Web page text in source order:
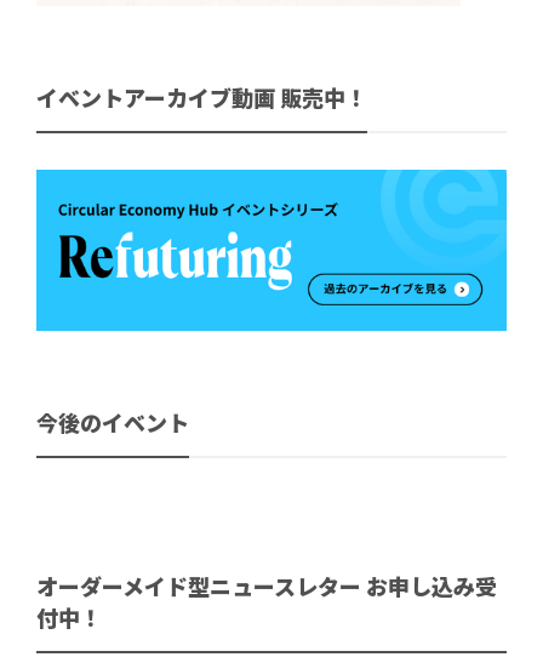
イベントアーカイブ動画 販売中！
今後のイベント
オーダーメイド型ニュースレター お申し込み受
付中！